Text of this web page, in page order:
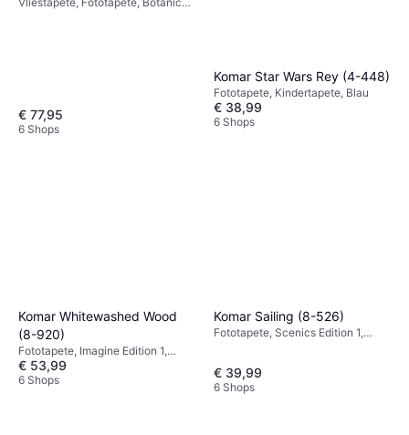
€ 77,95
6 Shops
Komar Star Wars Rey (4-448)
Fototapete, Kindertapete, Blau
€ 38,99
6 Shops
Komar Whitewashed Wood
(8-920)
Fototapete, Imagine Edition 1,
Gemustert
€ 53,99
6 Shops
Komar Sailing (8-526)
Fototapete, Scenics Edition 1,
€ 39,99
6 Shops